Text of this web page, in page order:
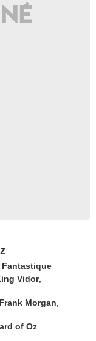
Fantastique
Vidor,
Frank Morgan
of Oz